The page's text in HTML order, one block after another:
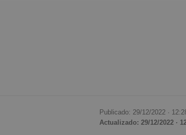
Publicado: 29/12/2022 ·
Actualizado: 29/12/2022 ·